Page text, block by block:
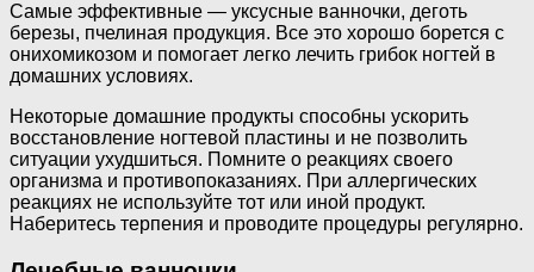
Самые эффективные — уксусные ванночки, деготь
березы, пчелиная продукция. Все это хорошо борется с
онихомикозом и помогает легко лечить грибок ногтей в
домашних условиях.
Некоторые домашние продукты способны ускорить
восстановление ногтевой пластины и не позволить
ситуации ухудшиться. Помните о реакциях своего
организма и противопоказаниях. При аллергических
реакциях не используйте тот или иной продукт.
Наберитесь терпения и проводите процедуры регулярно.